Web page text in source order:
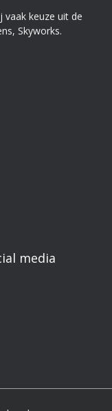
vaak keuze uit de
Skyworks.
media